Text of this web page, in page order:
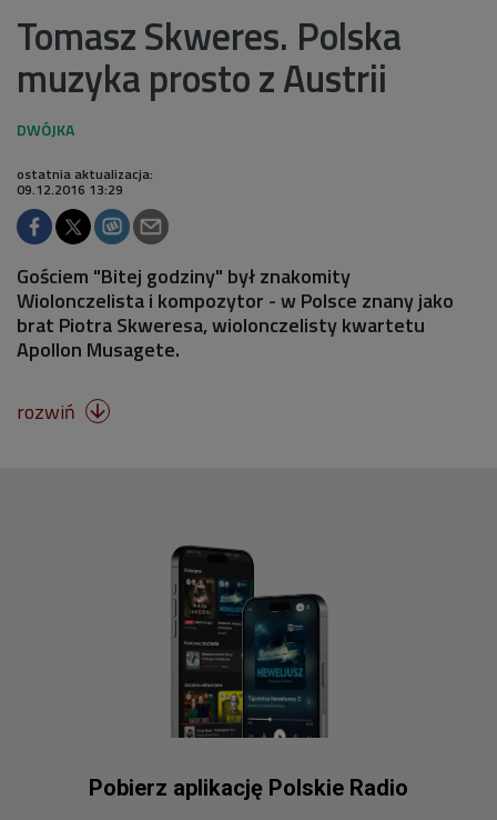
Tomasz Skweres. Polska
muzyka prosto z Austrii
ostatnia aktualizacja:
09.12.2016 13:29
Gościem "Bitej godziny" był znakomity
Wiolonczelista i kompozytor - w Polsce znany jako
brat Piotra Skweresa, wiolonczelisty kwartetu
Apollon Musagete.
rozwiń 
Pobierz aplikację Polskie Radio